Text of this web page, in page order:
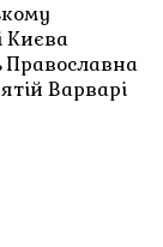
Києва
Православна
Варварі